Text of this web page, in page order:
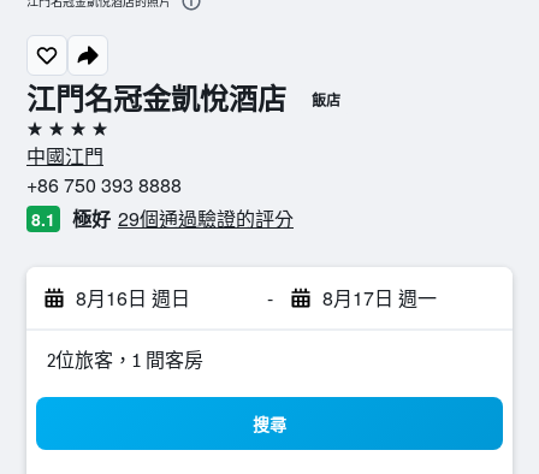
江門名冠金凱悅酒店 飯店
4星級
中國江門
+86 750 393 8888
8.1 極好 29個通過驗證的評分
8月16日 週日 - 8月17日 週一
2位旅客，1 間客房
搜尋